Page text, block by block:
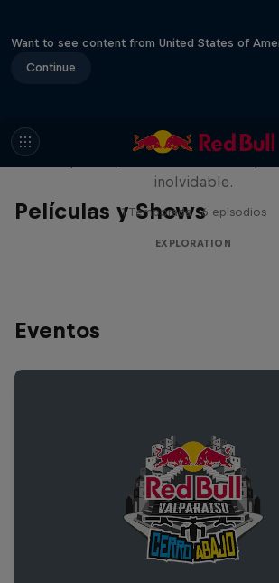
Want to see content from United States of
Continue
Películas y Shows
Rob Warner’s Wild
inolvidable.
1 Temporada · 6 episodios
EXPLORATION
Eventos